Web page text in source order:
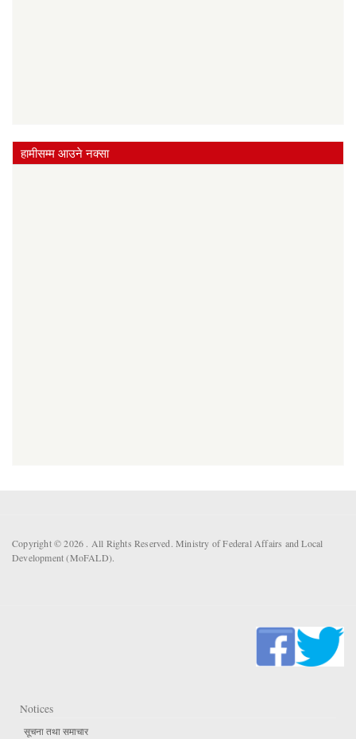
हामीसम्म आउने नक्सा
Copyright © 2026 . All Rights Reserved. Ministry of Federal Affairs and Local
Development (MoFALD).
Notices
सूचना तथा समाचार